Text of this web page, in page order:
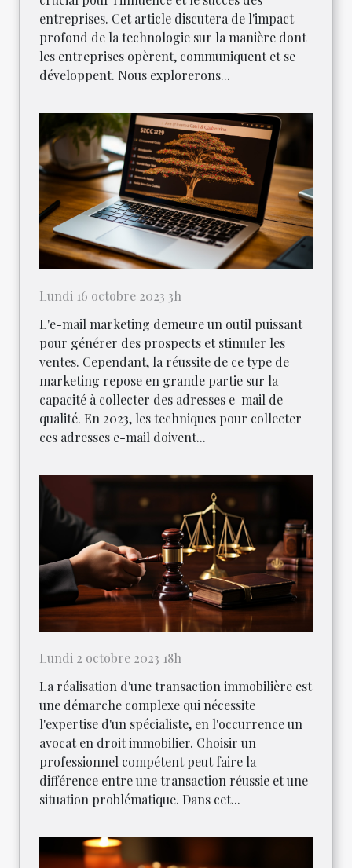
entreprises. Cet article discutera de l'impact
profond de la technologie sur la manière dont
les entreprises opèrent, communiquent et se
développent. Nous explorerons...
Lundi 16 octobre 2023 3h
L'e-mail marketing demeure un outil puissant
pour générer des prospects et stimuler les
ventes. Cependant, la réussite de ce type de
marketing repose en grande partie sur la
capacité à collecter des adresses e-mail de
qualité. En 2023, les techniques pour collecter
ces adresses e-mail doivent...
Lundi 2 octobre 2023 18h
La réalisation d'une transaction immobilière est
une démarche complexe qui nécessite
l'expertise d'un spécialiste, en l'occurrence un
avocat en droit immobilier. Choisir un
professionnel compétent peut faire la
différence entre une transaction réussie et une
situation problématique. Dans cet...